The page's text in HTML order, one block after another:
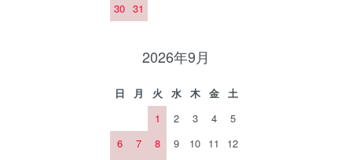
30 31
2026年9月
日 月 火 水 木 金
土
1
2 3 4
5
6
7 8 9 10 11
12